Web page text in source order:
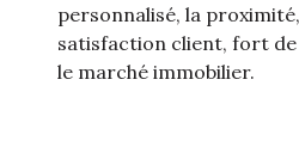
personnalisé, la
satisfaction client, fort de
le marché immobilier.